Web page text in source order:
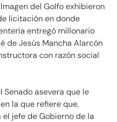
del Golfo exhibieron
licitación en donde
entregó millonario
de Jesús Mancha Alarcón
con razón social
Senado asevera que le
la que refiere que,
jefe de Gobierno de la